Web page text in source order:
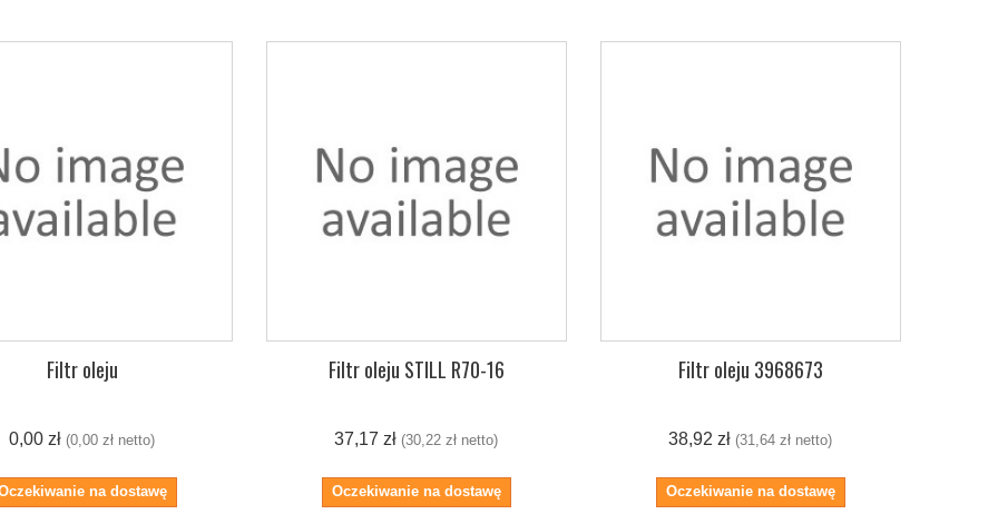
Filtr oleju
0,00 zł (0,00 zł netto)
na dostawę
Filtr oleju STILL R70-16
37,17 zł (30,22 zł netto)
Oczekiwanie na dostawę
Filtr oleju 3968673
38,92 zł (31,64 zł netto)
Oczekiwanie na dostawę